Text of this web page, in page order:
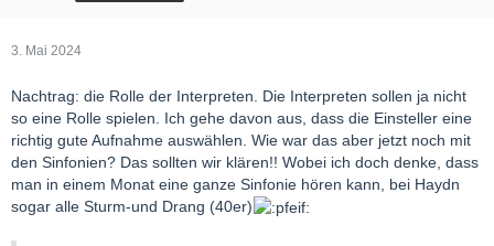
3. Mai 2024
Nachtrag: die Rolle der Interpreten. Die Interpreten sollen ja nicht
so eine Rolle spielen. Ich gehe davon aus, dass die Einsteller eine
richtig gute Aufnahme auswählen. Wie war das aber jetzt noch mit
den Sinfonien? Das sollten wir klären!! Wobei ich doch denke, dass
man in einem Monat eine ganze Sinfonie hören kann, bei Haydn
sogar alle Sturm-und Drang (40er)